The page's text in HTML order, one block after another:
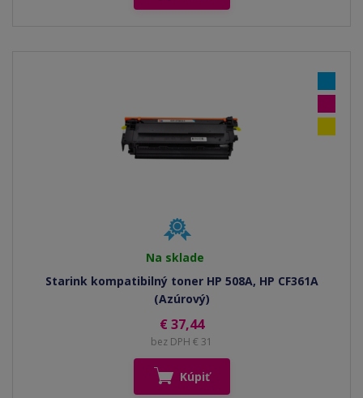
Na sklade
Starink kompatibilný toner HP 508A, HP CF361A
(Azúrový)
€ 37,44
bez DPH € 31
Kúpiť